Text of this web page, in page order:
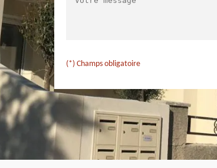
(*) Champs obligatoire